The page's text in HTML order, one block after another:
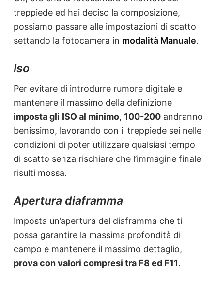
treppiede ed hai deciso la composizione,
possiamo passare alle impostazioni di scatto
settando la fotocamera in modalità Manuale.
Iso
Per evitare di introdurre rumore digitale e
mantenere il massimo della definizione
imposta gli ISO al minimo, 100-200 andranno
benissimo, lavorando con il treppiede sei nelle
condizioni di poter utilizzare qualsiasi tempo
di scatto senza rischiare che l’immagine finale
risulti mossa.
Apertura diaframma
Imposta un’apertura del diaframma che ti
possa garantire la massima profondità di
campo e mantenere il massimo dettaglio,
prova con valori compresi tra F8 ed F11.